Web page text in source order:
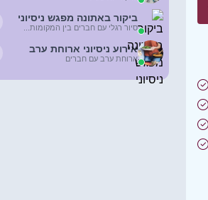
ביקור באתונה מפגש ניסיוני
סיור רגלי עם חברים בין המקומות...
אירוע ניסיוני ארוחת ערב
ארוחת ערב עם חברים